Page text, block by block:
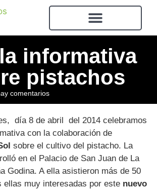
informativa
pistachos
comentarios
día 8 de abril del 2014 celebramos
con la colaboración de
sobre el cultivo del pistacho. La
en el Palacio de San Juan de La
Godina. A ella asistieron más de 50
ellas muy interesadas por este nuevo